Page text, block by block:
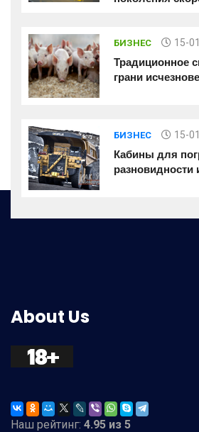
БИЗНЕС 15-
Традиционное
грани
БИЗНЕС 15-
Кабины для
About Us
Наш рейтинг: 4.95 из 5